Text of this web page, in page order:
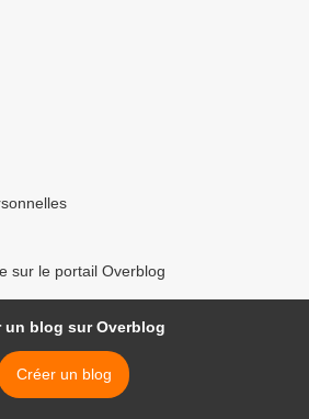
sur le portail Overblog
un blog sur Overblog
Créer un blog